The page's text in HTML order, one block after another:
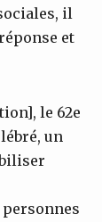
il
et
le 62e
un